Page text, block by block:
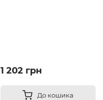
1 202 грн
До кошика